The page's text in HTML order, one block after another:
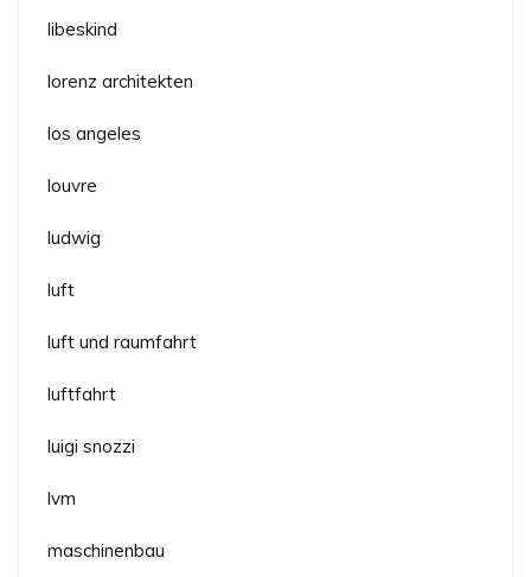
libeskind
lorenz architekten
los angeles
louvre
ludwig
luft
luft und raumfahrt
luftfahrt
luigi snozzi
lvm
maschinenbau